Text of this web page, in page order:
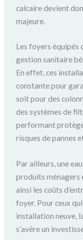
calcaire devient
majeure.
Les foyers équipés
gestion sanitaire
En effet, ces
constante pour
soit pour des
des systèmes de
performant
risques de pannes
Par ailleurs, une
produits ménagers
ainsi les coûts
foyer. Pour ceux
installation neuve,
s’avère un